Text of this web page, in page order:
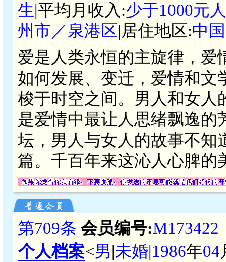
生|平均月收入:少于1000元
州市／泉港区|居住地区:中
爱是人类永恒的主旋律，爱
如何发展、变迁，爱情和文
梭于时空之间。男人和女人
是爱情中最让人思绪飘逸的
坛，男人与女人的故事不知
篇。千百年来这沁人心脾的
第709条 会员编号:M173422
个人档案<男|未婚|1986年04